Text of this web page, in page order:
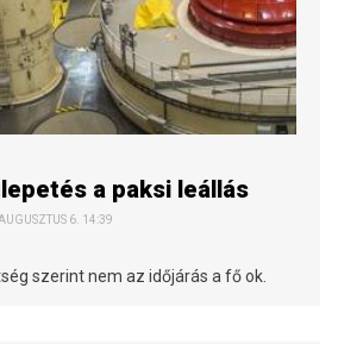
a paksi leállás
6. 14:39
szerint nem az időjárás a fő ok.